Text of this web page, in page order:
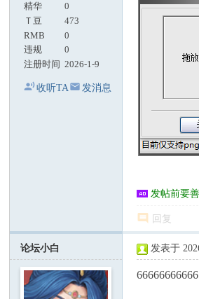
精华
0
Ｔ豆
473
RMB
0
违规
0
注册时间 2026-1-9
收听TA 发消息
发帖前要
回复
论坛小白 发表于
66666666666